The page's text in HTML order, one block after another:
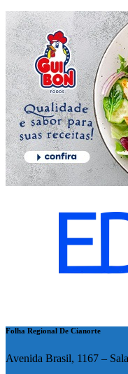
Folha Regional De Cianorte
Avenida Brasil, 1167 –